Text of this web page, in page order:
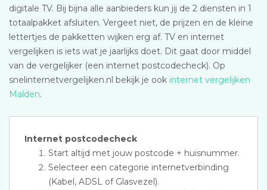
digitale TV. Bij bijna alle aanbieders kun jij de 2 diensten in 1
totaalpakket afsluiten. Vergeet niet, de prijzen en de kleine
lettertjes de pakketten wijken erg af. TV en internet
vergelijken is iets wat je jaarlijks doet. Dit gaat door middel
van de vergelijker (een internet postcodecheck). Op
snelinternetvergelijken.nl bekijk je ook internet vergelijken
Malden.
Internet postcodecheck
Start altijd met jouw postcode + huisnummer.
Selecteer een categorie internetverbinding
(Kabel, ADSL of Glasvezel).